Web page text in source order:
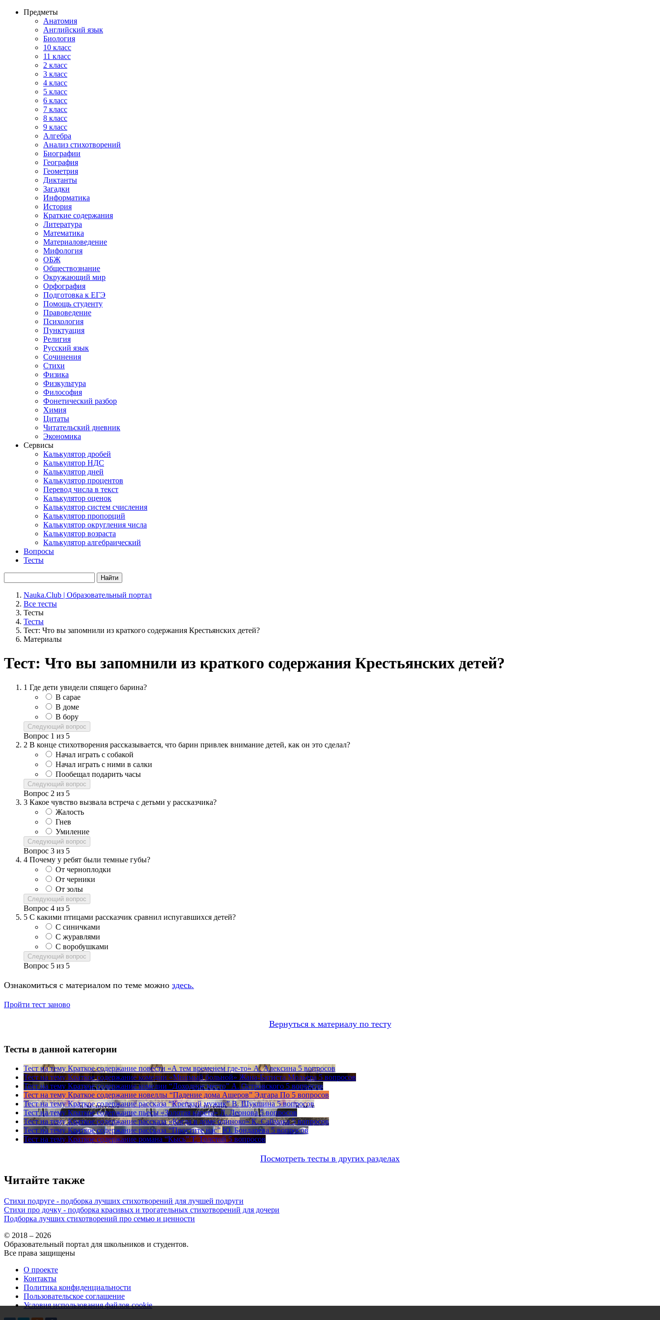
Предметы
Анатомия
Английский язык
Биология
10 класс
11 класс
2 класс
3 класс
4 класс
5 класс
6 класс
7 класс
8 класс
9 класс
Алгебра
Анализ стихотворений
Биографии
География
Геометрия
Диктанты
Загадки
Информатика
История
Краткие содержания
Литература
Математика
Материаловедение
Мифология
ОБЖ
Обществознание
Окружающий мир
Орфография
Подготовка к ЕГЭ
Помощь студенту
Правоведение
Психология
Пунктуация
Религия
Русский язык
Сочинения
Стихи
Физика
Физкультура
Философия
Фонетический разбор
Химия
Цитаты
Читательский дневник
Экономика
Сервисы
Калькулятор дробей
Калькулятор НДС
Калькулятор дней
Калькулятор процентов
Перевод числа в текст
Калькулятор оценок
Калькулятор систем счисления
Калькулятор пропорций
Калькулятор округления числа
Калькулятор возраста
Калькулятор алгебраический
Вопросы
Тесты
Найти
Nauka.Club | Образовательный портал
Все тесты
Тесты
Тесты
Тест: Что вы запомнили из краткого содержания Крестьянских детей?
Материалы
Тест: Что вы запомнили из краткого содержания Крестьянских детей?
1 Где дети увидели спящего барина?
В сарае
В доме
В бору
Следующий вопрос
Вопрос 1 из 5
2 В конце стихотворения рассказывается, что барин привлек внимание детей, как он это сделал?
Начал играть с собакой
Начал играть с ними в салки
Пообещал подарить часы
Следующий вопрос
Вопрос 2 из 5
3 Какое чувство вызвала встреча с детьми у рассказчика?
Жалость
Гнев
Умиление
Следующий вопрос
Вопрос 3 из 5
4 Почему у ребят были темные губы?
От черноплодки
От черники
От золы
Следующий вопрос
Вопрос 4 из 5
5 С какими птицами рассказчик сравнил испугавшихся детей?
С синичками
С журавлями
С воробушками
Следующий вопрос
Вопрос 5 из 5
Ознакомиться с материалом по теме можно здесь.
Пройти тест заново
Вернуться к материалу по тесту
Тесты в данной категории
Тест на тему Краткое содержание повести «А тем временем где-то» А. Алексина 5 вопросов
Тест на тему Краткое содержание комедии «Мнимый больной» Жана-Батиста Мольера 5 вопросов
Тест на тему Краткое содержание комедии “Доходное место” А. Островского 5 вопросов
Тест на тему Краткое содержание новеллы “Падение дома Ашеров” Эдгара По 5 вопросов
Тест на тему Краткое содержание рассказа “Крепкий мужик” В. Шукшина 5 вопросов
Тест на тему Краткое содержание пьесы «Золотая карета» Л. Леонова 5 вопросов
Тест на тему Краткое содержание рассказа «Когда в доме одиноко» К. Саймака 5 вопросов
Тест на тему Краткое содержание рассказа “Простите нас” Ю. Бондарева 5 вопросов
Тест на тему Краткое содержание романа “Кысь” Т. Толстой 5 вопросов
Посмотреть тесты в других разделах
Читайте также
Стихи подруге - подборка лучших стихотворений для лучшей подруги
Стихи про дочку - подборка красивых и трогательных стихотворений для дочери
Подборка лучших стихотворений про семью и ценности
© 2018 – 2026
Образовательный портал для школьников и студентов.
Все права защищены
О проекте
Контакты
Политика конфиденциальности
Пользовательское соглашение
Условия использования файлов cookie